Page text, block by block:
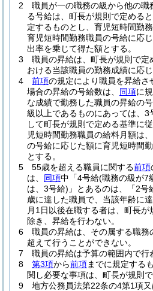
2
職員が一の職務の級から他の職
る号給は、町長が規則で定める
定するものとし、育児短時間勤
育児短時間勤務職員の号給に応
出率を乗じて得た額とする。
3
職員の昇給は、町長が規則で定
おける当該職員の勤務成績に応
4
前項の規定により職員を昇給さ
場合の昇給の号給数は、 同項に
な成績で勤務した職員の昇給の
級以上であるものにあっては、3
して町長が規則で定める基準に
児短時間勤務職員の給料月額は
の号給に応じた額に育児短時間
とする。
5
55歳を超える職員に関する前項
は、 同項中「4号給(職務の級が7
は、3号給) 」とあるのは、「2号
歳に達した職員で、当該年齢に
月1日以後在職する者は、町長
除き、昇給を行わない。
6
職員の昇給は、その属する職務
超えて行うことができない。
7
職員の昇給は予算の範囲内で行
8
第3項から前項までに規定する
関し必要な事項は、町長が規則で
9
地方公務員法第22条の4第1項